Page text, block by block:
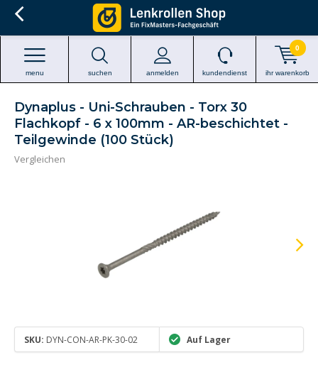
suchen anmelden
menu kundendienst ihr warenkorb
0
Dynaplus - Uni-Schrauben - Torx 30
Flachkopf - 6 x 100mm - AR-beschichtet -
Teilgewinde (100 Stück)
Vergleichen
SKU: DYN-CON-AR-PK-30-02 Auf Lager